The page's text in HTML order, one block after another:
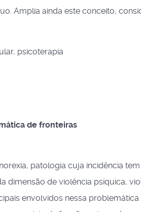
Amplia ainda este conceito,
psicoterapia
de fronteiras
patologia cuja incidência
dimensão de violência psíquica,
envolvidos nessa